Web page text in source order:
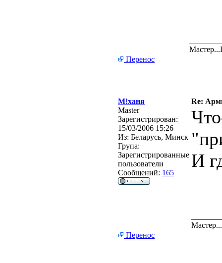
Перенос
М!ханя
Re:
Master
Зарегистрирован:
15/03/2006 15:26
Из: Беларусь, Минск
Група:
Зарегистрированные
пользователи
Сообщений: 165
И
Перенос